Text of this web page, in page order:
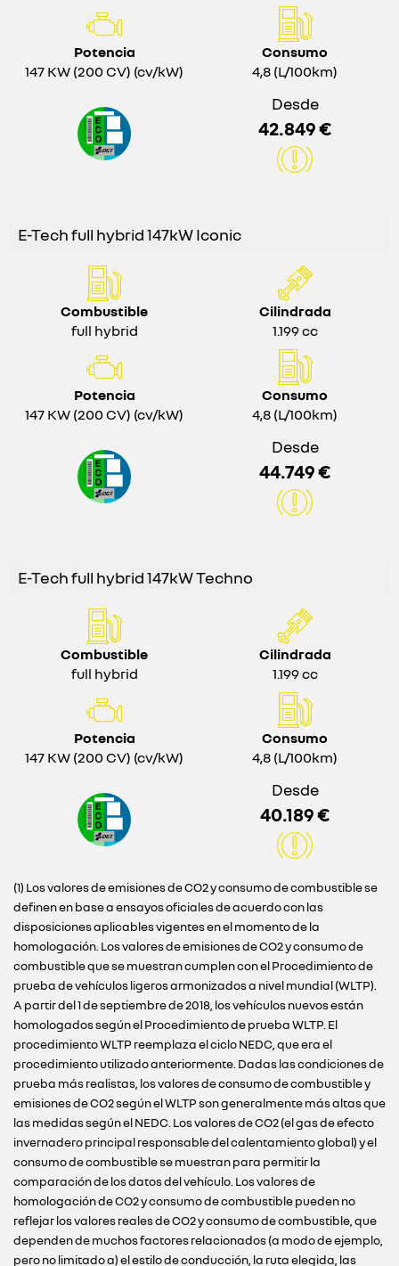
Potencia
147 KW (200 CV) (cv/kW)
Consumo
4,8 (L/100km)
Desde
42.849 €
E-Tech full hybrid 147kW Iconic
Combustible
full hybrid
Cilindrada
1.199 cc
Potencia
147 KW (200 CV) (cv/kW)
Consumo
4,8 (L/100km)
Desde
44.749 €
E-Tech full hybrid 147kW Techno
Combustible
full hybrid
Cilindrada
1.199 cc
Potencia
147 KW (200 CV) (cv/kW)
Consumo
4,8 (L/100km)
Desde
40.189 €
(1) Los valores de emisiones de CO2 y consumo de combustible se
definen en base a ensayos oficiales de acuerdo con las
disposiciones aplicables vigentes en el momento de la
homologación. Los valores de emisiones de CO2 y consumo de
combustible que se muestran cumplen con el Procedimiento de
prueba de vehículos ligeros armonizados a nivel mundial (WLTP).
A partir del 1 de septiembre de 2018, los vehículos nuevos están
homologados según el Procedimiento de prueba WLTP. El
procedimiento WLTP reemplaza el ciclo NEDC, que era el
procedimiento utilizado anteriormente. Dadas las condiciones de
prueba más realistas, los valores de consumo de combustible y
emisiones de CO2 según el WLTP son generalmente más altas que
las medidas según el NEDC. Los valores de CO2 (el gas de efecto
invernadero principal responsable del calentamiento global) y el
consumo de combustible se muestran para permitir la
comparación de los datos del vehículo. Los valores de
homologación de CO2 y consumo de combustible pueden no
reflejar los valores reales de CO2 y consumo de combustible, que
dependen de muchos factores relacionados (a modo de ejemplo,
pero no limitado a) el estilo de conducción, la ruta elegida, las